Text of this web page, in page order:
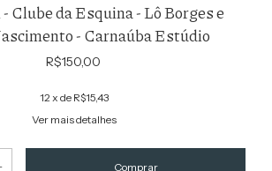
Clube da Esquina - Lô Borges e
- Carnaúba Estúdio
R$150,00
12 x de R$15,43
Ver mais detalhes